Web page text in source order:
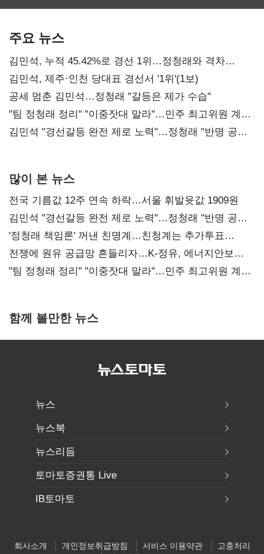
주요 뉴스
김민석, 누적 45.42%로 경선 1위…정청래와 격차
0.86%p(2보)
김민석, 제주·인천 당대표 경선서 '1위'(1보)
공세 멈춘 김민석…정청래 "갈등은 제가 수습"
"팀 정청래 정리" "이중잣대 말라"…민주 최고위원 계파
다툼 격화
김민석 "경선갈등 완전 제로 노력"…정청래 "반명 공세
많이 본 뉴스
전국 기름값 12주 연속 하락…서울 휘발윳값 1909원
김민석 "경선갈등 완전 제로 노력"…정청래 "반명 공세
사과부터"
'정청래 책임론' 꺼낸 친명계…친청계는 추가투표
때리기
전쟁에 원유 공급망 흔들리자…K-정유, 에너지안보
핵심으로 재부상
"팀 정청래 정리" "이중잣대 말라"…민주 최고위원 계파
함께 볼만한 뉴스
뉴스
뉴스북
뉴스리듬
토마토증권통 Live
IB토마토
회사소개 개인정보취급방침 서비스 이용약관
고충처리